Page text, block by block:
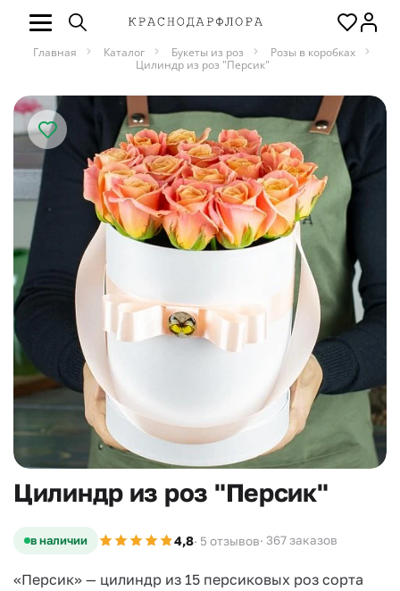
Главная Каталог Букеты из роз
Розы в коробках
Цилиндр из роз "Персик"
Цилиндр из роз "Персик"
в наличии 4,8· 5 отзывов· 367 заказов
«Персик» — цилиндр из 15 персиковых роз сорта